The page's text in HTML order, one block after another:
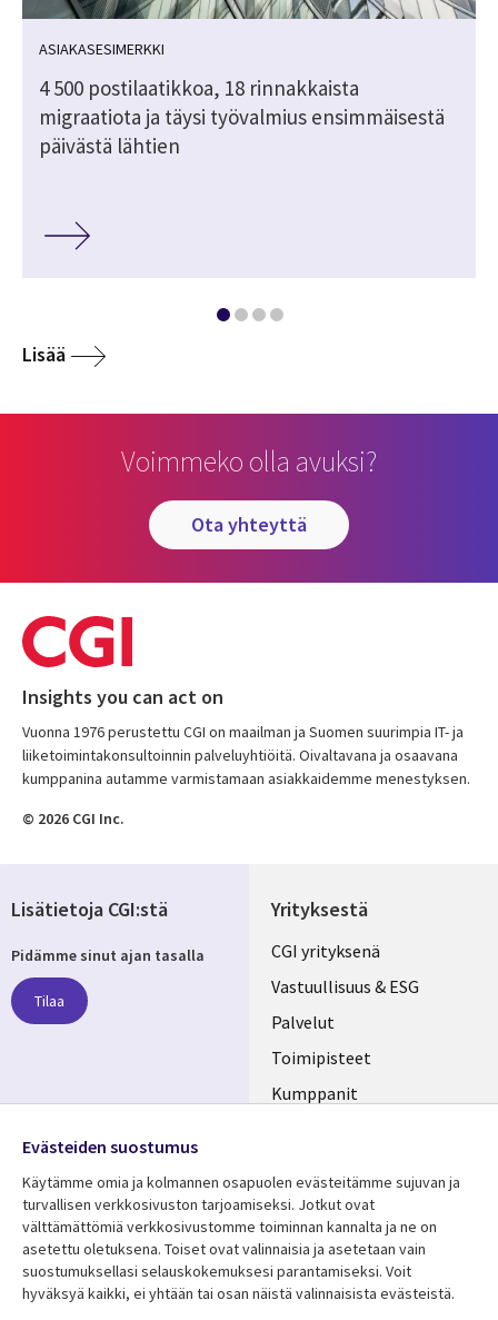
ASIAKASESIMERKKI
4 500 postilaatikkoa, 18 rinnakkaista
migraatiota ja täysi työvalmius ensimmäisestä
päivästä lähtien
Lisää
Voimmeko olla avuksi?
ota yhteyttä
Insights you can act on
Vuonna 1976 perustettu CGI on maailman ja Suomen suurimpia IT- ja
liiketoimintakonsultoinnin palveluyhtiöitä. Oivaltavana ja osaavana
kumppanina autamme varmistamaan asiakkaidemme menestyksen.
© 2026 CGI Inc.
Yrityksestä
Useful
links
FINLAND
CGI yrityksenä
Vastuullisuus & ESG
Palvelut
Toimipisteet
Kumppanit
Resurssikeskus
Library
Asiakastarinat
Lisätietoa
Legal
Tietosuoja
Lisätietoja CGI:stä
Pidämme sinut ajan tasalla
Tilaa
Media
FINLAND
Evästeiden suostumus
Käytämme omia ja kolmannen osapuolen evästeitämme sujuvan ja
turvallisen verkkosivuston tarjoamiseksi. Jotkut ovat
välttämättömiä verkkosivustomme toiminnan kannalta ja ne on
asetettu oletuksena. Toiset ovat valinnaisia ​​ja asetetaan vain
suostumuksellasi selauskokemuksesi parantamiseksi. Voit
hyväksyä kaikki, ei yhtään tai osan näistä valinnaisista evästeistä.